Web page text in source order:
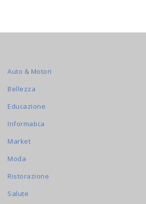
Auto & Motori
Bellezza
Educazione
Informatica
Market
Moda
Ristorazione
Salute